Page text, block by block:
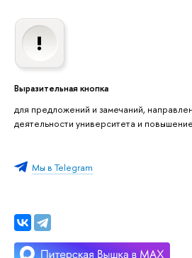
Выразительная кнопка
для предложений и замечаний,
деятельности университета и
Мы в Telegram